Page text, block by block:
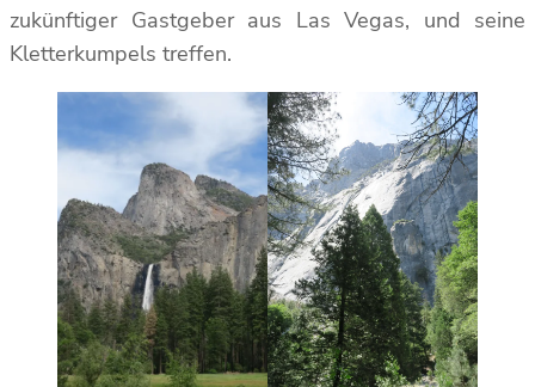
zukünftiger Gastgeber aus Las Vegas, und seine
Kletterkumpels treffen.